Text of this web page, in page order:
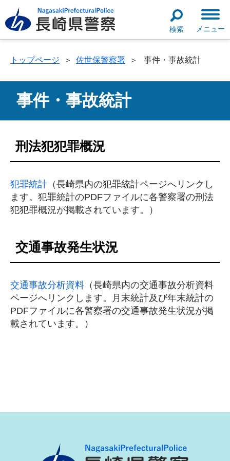
検索 メニュー
トップページ ＞ 佐世保警察署 ＞ 事件・事故統計
事件・事故統計
刑法犯犯罪概況
犯罪統計 （長崎県内の犯罪統計ページへリンクし
ます。犯罪統計のPDFファイルに各警察署の刑法
犯犯罪概況が掲載されています。）
交通事故発生状況
交通事故分析資料 （長崎県内の交通事故分析資料
ページへリンクします。月末統計及び年末統計の
PDFファイルに各警察署の交通事故発生状況が掲
載されています。）